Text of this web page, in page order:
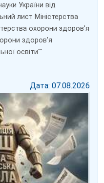
України від
лист Міністерства
охорони здоров'я
здоров’я
освіти""
Дата: 07.08.2026